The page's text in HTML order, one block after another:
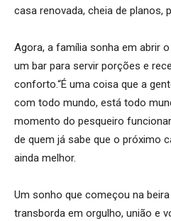
casa renovada, cheia de planos,
Agora, a família sonha em abrir
um bar para servir porções e
conforto.“É uma coisa que a
com todo mundo, está todo
momento do pesqueiro
de quem já sabe que o próximo
ainda melhor.
Um sonho que começou na
transborda em orgulho, união e